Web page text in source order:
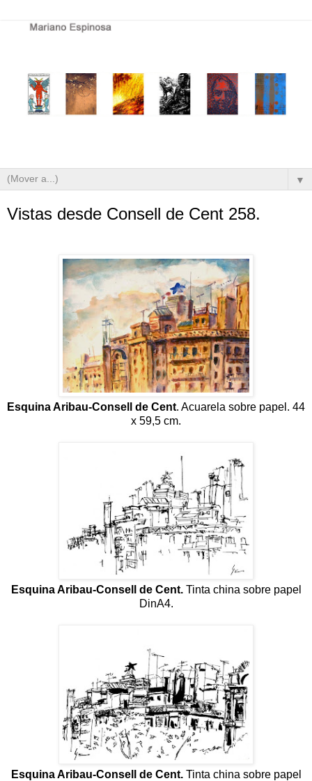
▼
Vistas desde Consell de Cent 258.
Esquina Aribau-Consell de Cent. Acuarela sobre papel. 44
x 59,5 cm.
Esquina Aribau-Consell de Cent.Tinta china sobre papel
DinA4.
Esquina Aribau-Consell de Cent.Tinta china sobre papel